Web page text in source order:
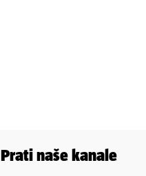
Prati naše kanale